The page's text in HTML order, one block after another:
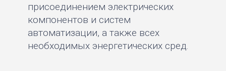
присоединением электрических
компонентов и систем
автоматизации, а также всех
необходимых энергетических сред.